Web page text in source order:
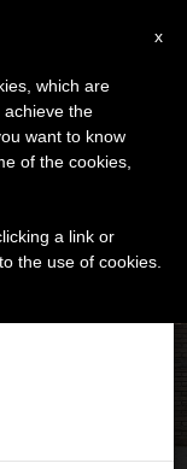
Empleado en
×
la pausa
de verano
el
x
which are
the
want to know
of the cookies,
a link or
the use of cookies.